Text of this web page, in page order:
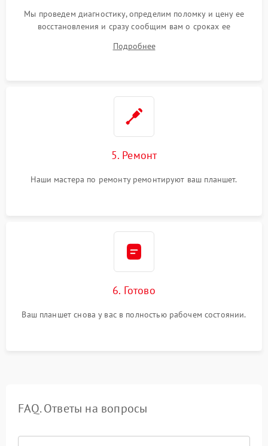
Мы проведем диагностику, определим поломку и цену ее
восстановления и сразу сообщим вам о сроках ее
Подробнее
5. Ремонт
Наши мастера по ремонту ремонтируют ваш планшет.
6. Готово
Ваш планшет снова у вас в полностью рабочем состоянии.
FAQ. Ответы на вопросы